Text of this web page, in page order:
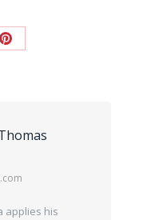
applies his